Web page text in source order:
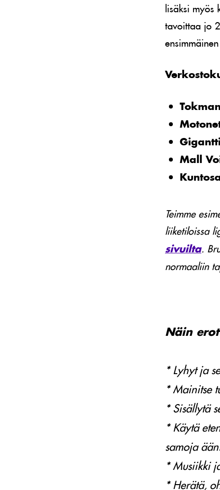
lisäksi myös
tavoittaa jo
Mall
Teimme
liiketiloissa
sivuilta.
normaaliin
Näin
* Lyhyt ja
* Mainitse
* Sisällytä
* Käytä
samoja
* Musiikki
* Herätä,